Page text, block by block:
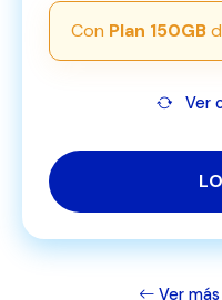
Con Plan 150GB
Ver
Ver